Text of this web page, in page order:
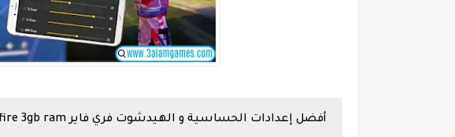
أفضل إعدادات الحساسية و الهيدشوت فري فاير free fire 3gb ram